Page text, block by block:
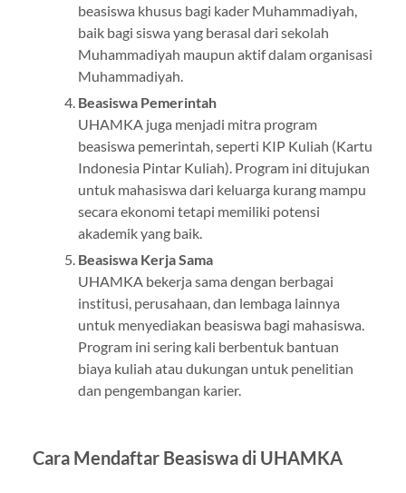
beasiswa khusus bagi kader Muhammadiyah,
baik bagi siswa yang berasal dari sekolah
Muhammadiyah maupun aktif dalam organisasi
Muhammadiyah.
Beasiswa Pemerintah
UHAMKA juga menjadi mitra program
beasiswa pemerintah, seperti KIP Kuliah (Kartu
Indonesia Pintar Kuliah). Program ini ditujukan
untuk mahasiswa dari keluarga kurang mampu
secara ekonomi tetapi memiliki potensi
akademik yang baik.
Beasiswa Kerja Sama
UHAMKA bekerja sama dengan berbagai
institusi, perusahaan, dan lembaga lainnya
untuk menyediakan beasiswa bagi mahasiswa.
Program ini sering kali berbentuk bantuan
biaya kuliah atau dukungan untuk penelitian
dan pengembangan karier.
Cara Mendaftar Beasiswa di UHAMKA